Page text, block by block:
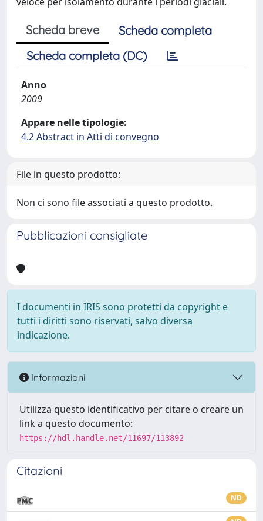
Scheda breve
Scheda completa
Scheda completa (DC)
Anno
2009
Appare nelle tipologie:
4.2 Abstract in Atti di convegno
File in questo prodotto:
Non ci sono file associati a questo prodotto.
Pubblicazioni consigliate
I documenti in IRIS sono protetti da copyright e
tutti i diritti sono riservati, salvo diversa
indicazione.
Informazioni
Utilizza questo identificativo per citare o creare un
link a questo documento:
https://hdl.handle.net/11697/113892
Citazioni
ND